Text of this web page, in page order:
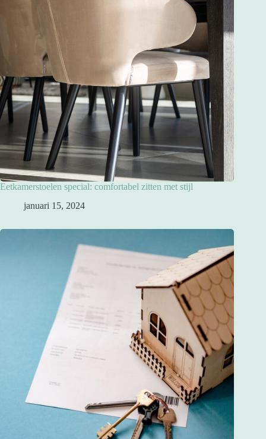
Eetkamerstoelen special: comfortabel zitten met stijl
januari 15, 2024